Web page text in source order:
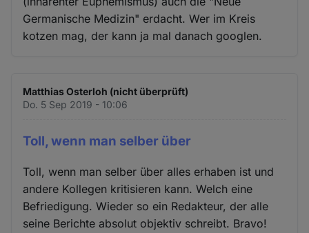
Germanische Medizin" erdacht. Wer im Kreis
kotzen mag, der kann ja mal danach googlen.
Matthias Osterloh (nicht überprüft)
Do. 5 Sep 2019 - 10:06
Toll, wenn man selber über
Toll, wenn man selber über alles erhaben ist und
andere Kollegen kritisieren kann. Welch eine
Befriedigung. Wieder so ein Redakteur, der alle
seine Berichte absolut objektiv schreibt. Bravo!